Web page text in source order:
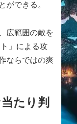
ができる。
広範囲の敵を
」による攻
ならではの爽
たり判